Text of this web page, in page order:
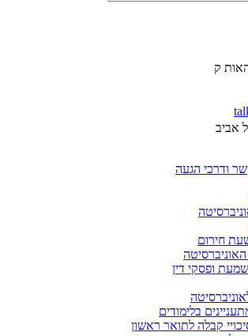
ק
ודרכי הגעה
חירום
ופסקי דין
בלימודים
קבלה לתואר ראשון